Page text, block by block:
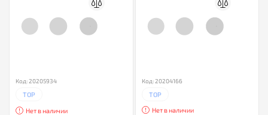
Код: 20205934
TOP
Нет в наличии
Код: 20204166
TOP
Нет в наличии